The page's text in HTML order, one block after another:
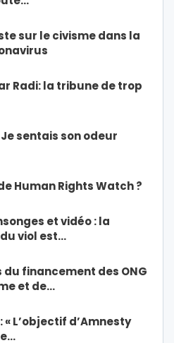
sur le civisme dans la
Radi: la tribune de trop
sentais son odeur
Human Rights Watch ?
et vidéo : la
viol est…
financement des ONG
et de…
L’objectif d’Amnesty